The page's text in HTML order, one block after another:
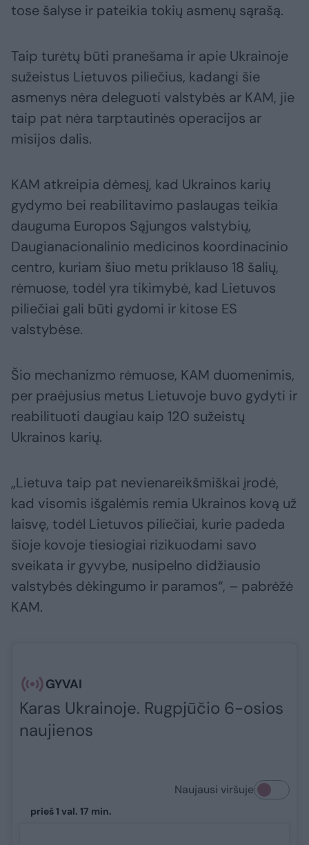
tose šalyse ir pateikia tokių asmenų sąrašą.
Taip turėtų būti pranešama ir apie Ukrainoje
sužeistus Lietuvos piliečius, kadangi šie
asmenys nėra deleguoti valstybės ar KAM, jie
taip pat nėra tarptautinės operacijos ar
misijos dalis.
KAM atkreipia dėmesį, kad Ukrainos karių
gydymo bei reabilitavimo paslaugas teikia
dauguma Europos Sąjungos valstybių,
Daugianacionalinio medicinos koordinacinio
centro, kuriam šiuo metu priklauso 18 šalių,
rėmuose, todėl yra tikimybė, kad Lietuvos
piliečiai gali būti gydomi ir kitose ES
valstybėse.
Šio mechanizmo rėmuose, KAM duomenimis,
per praėjusius metus Lietuvoje buvo gydyti ir
reabilituoti daugiau kaip 120 sužeistų
Ukrainos karių.
„Lietuva taip pat nevienareikšmiškai įrodė,
kad visomis išgalėmis remia Ukrainos kovą už
laisvę, todėl Lietuvos piliečiai, kurie padeda
šioje kovoje tiesiogiai rizikuodami savo
sveikata ir gyvybe, nusipelno didžiausio
valstybės dėkingumo ir paramos“, – pabrėžė
KAM.
GYVAI
Karas Ukrainoje. Rugpjūčio 6-osios
naujienos
Naujausi viršuje
prieš 1 val. 17 min.